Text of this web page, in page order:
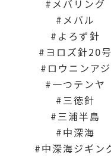
メバリング
メバル
よろず針
ヨロズ針20号
ロウニンアジ
一つテンヤ
三徳針
三浦半島
中深海
中深海ジギン